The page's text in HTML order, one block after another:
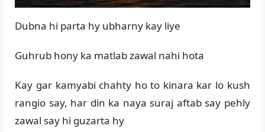
Dubna hi parta hy ubharny kay liye
Guhrub hony ka matlab zawal nahi hota
Kay gar kamyabi chahty ho to kinara kar lo kush
rangio say, har din ka naya suraj aftab say pehly
zawal say hi guzarta hy